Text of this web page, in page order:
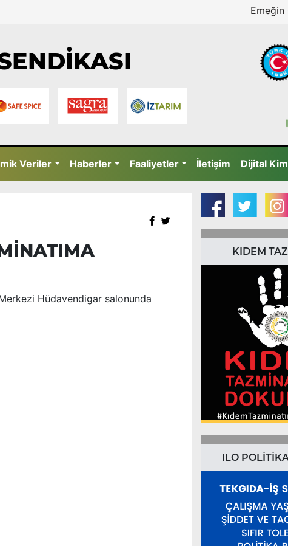
Emeğin
Veriler Haberler Faaliyetler İletişim Dijital
Hüdavendigar salonunda
KIDEM
ILO